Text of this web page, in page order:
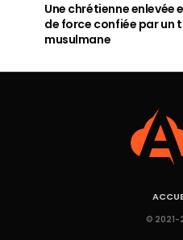
Une chrétienne enlevée
de force confiée par un
musulmane
© 2021-